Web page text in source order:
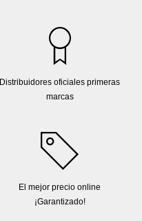
Distribuidores oficiales primeras
marcas
El mejor precio online
¡Garantizado!